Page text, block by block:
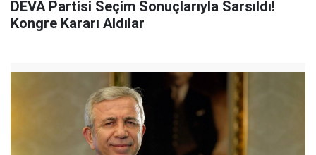
DEVA Partisi Seçim Sonuçlarıyla Sarsıldı!
Kongre Kararı Aldılar